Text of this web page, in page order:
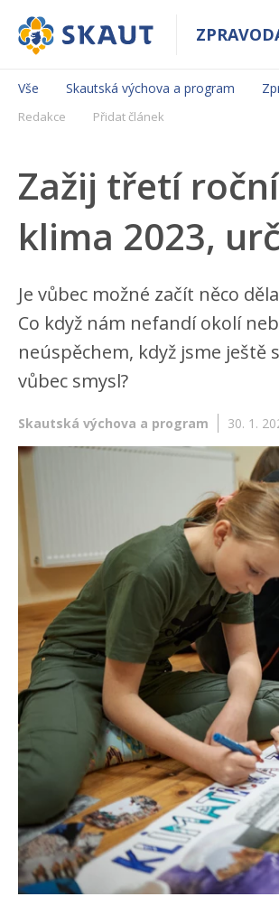
Vše Skautská výchova a program
Redakce Přidat článek
Zažij třetí
klima 2023,
Je vůbec možné začít něco
Co když nám nefandí okolí
neúspěchem, když jsme ještě
vůbec smysl?
Skautská výchova a program 30. 1.